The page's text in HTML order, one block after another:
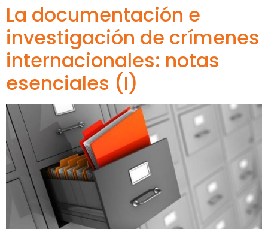
La documentación e
investigación de crímenes
internacionales: notas
esenciales (I)